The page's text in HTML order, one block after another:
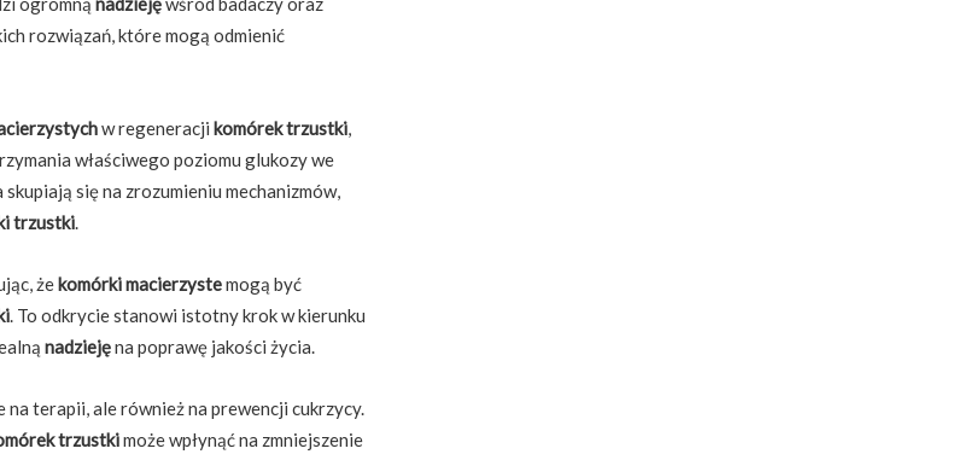
rozwiązań, które mogą odmienić
w regeneracji komórek trzustki,
właściwego poziomu glukozy we
się na zrozumieniu mechanizmów,
trzustki.
żekomórki macierzystemogą być
. To odkrycie stanowi istotny krok w kierunku
nadziejęna poprawę jakości życia.
terapii, ale również na prewencji cukrzycy.
trzustkimoże wpłynąć na zmniejszenie